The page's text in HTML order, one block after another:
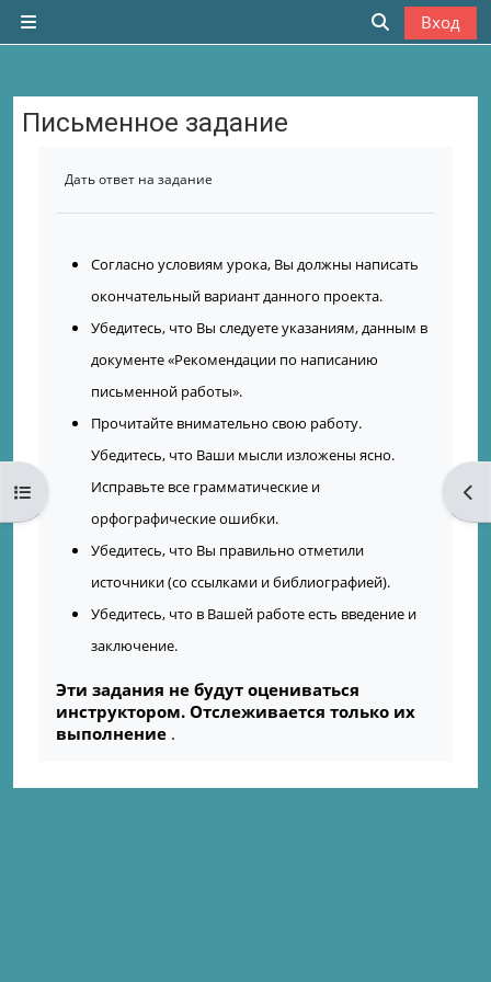
Перейти к основному содержанию
Боковая панель
Изменить
Вход
Открыть оглавление курса
Письменное задание
Дать ответ на задание
Согласно условиям урока, Вы должны написать
окончательный вариант данного проекта.
Убедитесь, что Вы следуете указаниям, данным в
документе «Рекомендации по написанию
письменной работы».
Прочитайте внимательно свою работу.
Убедитесь, что Ваши мысли изложены ясно.
Исправьте все грамматические и
орфографические ошибки.
Убедитесь, что Вы правильно отметили
источники (со ссылками и библиографией).
Убедитесь, что в Вашей работе есть введение и
заключение.
Эти задания не будут оцениваться
инструктором. Отслеживается только их
выполнение .